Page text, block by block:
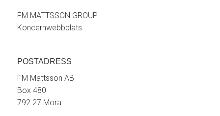
FM MATTSSON GROUP
Koncernwebbplats
POSTADRESS
FM Mattsson AB
Box 480
792 27 Mora